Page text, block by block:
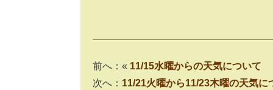
前へ：« 11/15水曜からの天気について
次へ： 11/21火曜から11/23木曜の天気に